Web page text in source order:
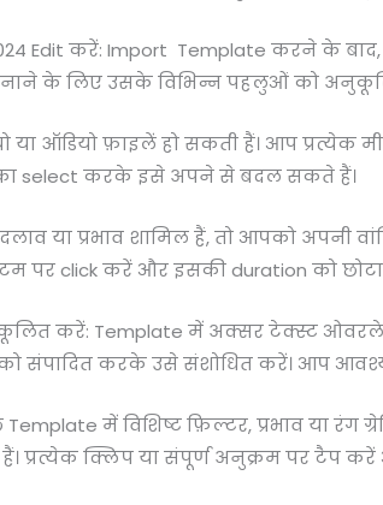
Edit करें: Import Template करने के
के लिए उसके विभिन्न पहलुओं को
या ऑडियो फ़ाइलें हो सकती हैं। आप
का select करके इसे अपने से बदल सकते हैं।
या प्रभाव शामिल हैं, तो आपको
पर click करें और इसकी duration को
करें: Template में अक्सर टेक्स्ट ओवरले,
संपादित करके उसे संशोधित करें। आप
में विशिष्ट फ़िल्टर, प्रभाव या रंग
प्रत्येक क्लिप या संपूर्ण अनुक्रम पर टैप